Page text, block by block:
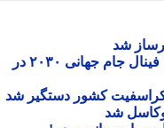
شد
اینفانتینو استعفا نداد؛ پیشنهاد برگزاری فینال جام جهانی ۲۰۳۰ در
کشور دستگیر شد
شد